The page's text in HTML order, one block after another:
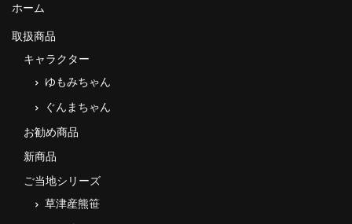
ホーム
取扱商品
キャラクター
ゆもみちゃん
ぐんまちゃん
お勧め商品
新商品
ご当地シリーズ
草津産熊笹